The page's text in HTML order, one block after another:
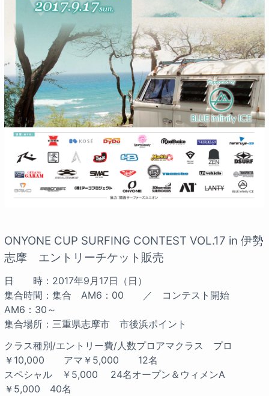
ONYONE CUP SURFING CONTEST VOL.17 in 伊勢
志摩 エントリーチケット販売
日 時：2017年9月17日（日）
集合時間：集合 AM6：00 ／ コンテスト開始
AM6：30～
集合場所：三重県志摩市 市後浜ポイント
クラス種別/エントリー費/人数プロアマクラス プロ
￥10,000 アマ￥5,000 12名
スペシャル ￥5,000 24名オープン＆ウィメンA
￥5,000 40名